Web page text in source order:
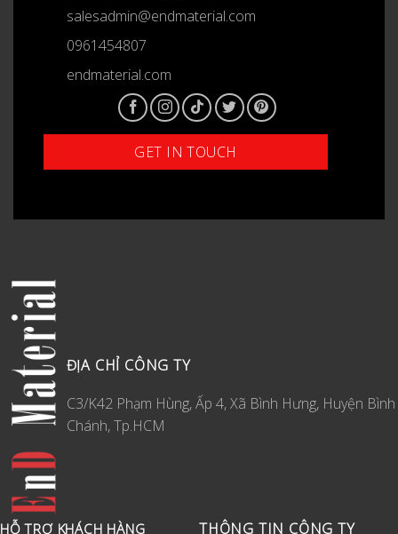
salesadmin@endmaterial.com
0961454807
endmaterial.com
ĐỊA CHỈ CÔNG TY
C3/K42 Phạm Hùng, Ấp 4, Xã Bình Hưng, Huyện Bình
Chánh, Tp.HCM
HỖ TRỢ KHÁCH HÀNG THÔNG TIN CÔNG TY